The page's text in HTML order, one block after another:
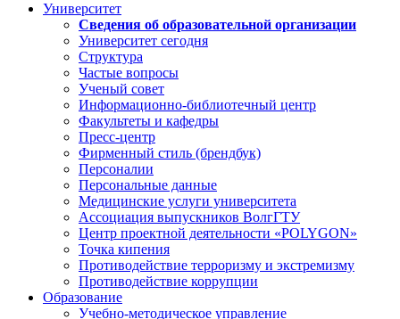
Университет
Сведения об образовательной организации
Университет сегодня
Структура
Частые вопросы
Ученый совет
Информационно-библиотечный центр
Факультеты и кафедры
Пресс-центр
Фирменный стиль (брендбук)
Персоналии
Персональные данные
Медицинские услуги университета
Ассоциация выпускников ВолгГТУ
Центр проектной деятельности «POLYGON»
Точка кипения
Противодействие терроризму и экстремизму
Противодействие коррупции
Образование
Учебно-методическое управление